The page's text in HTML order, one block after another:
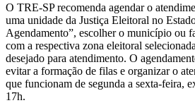
O TRE-SP recomenda agendar o
uma unidade da Justiça Eleitoral no
Agendamento”, escolher o município ou
com a respectiva zona eleitoral
desejado para atendimento. O
evitar a formação de filas e organizar o
que funcionam de segunda a sexta-feira,
17h.